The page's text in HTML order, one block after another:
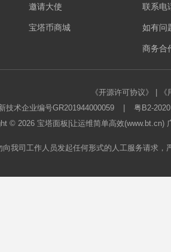
邀请大使
宝塔币商城
联系电
如有问
商务合
《开源许可协议》
技术企业编号GR201944000059
粤B2-
© 2026 宝塔面板 |让运维简单高效
向我司工作人员发起任何形式的人工服务请求，